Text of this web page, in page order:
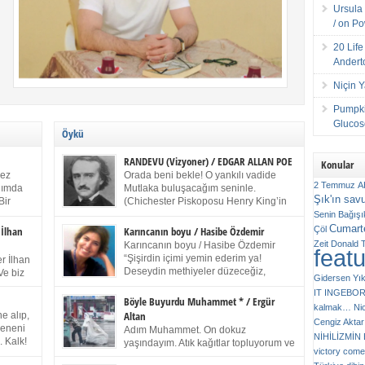
bir
İlhan
biz
alıp,
Kalk!
Öykü
RANDEVU (Vizyoner) / EDGAR ALLAN POE
Orada beni bekle! O yankılı vadide
Mutlaka buluşacağım seninle.
(Chichester Piskoposu Henry King’in
Talihsiz ve gizemli adam! – Sen ki kendi hayal
gücünün parlaklığıyla afalladın, gençliğinin alevleri
arasına düştün! Hayalimde seni tekrar görüyorum!
Bir kez daha önümde duruyor siluetin! – Olduğun –
ah olduğun gibi değil soğuk vadide ve gölgelerin […]
Karıncanın boyu / Hasibe Özdemir
Karıncanın boyu / Hasibe Özdemir
“Şişirdin içimi yemin ederim ya!
Deseydin methiyeler düzeceğiz,
titriyor. “Sana gel demedim kızım.” diyorum sakince.
“Takıldın peşime madem, ne duyarsan
katlanacaksın.” Bir sigara yakıyor. Başını yana yatırıp,
bezmiş annelerin yılgın bakışıyla süzüyor beni.
Kaşlarımı kaldırıp ona bakıyorum ben de. Pes ediyor.
Böyle Buyurdu Muhammet * / Ergür
Altan
Adım Muhammet. On dokuz
yaşındayım. Atık kağıtlar topluyorum ve
Ursula
/ on
20
Niçin
Konular
2 Temmuz
Şık'ın
Senin
Çöl
Zeit Donald
Gidersen
IT
kalmak…
Cengiz Aktar
NİHİLİZMİN
victory